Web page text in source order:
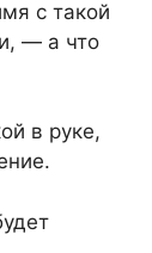
с такой
— а что
в руке,